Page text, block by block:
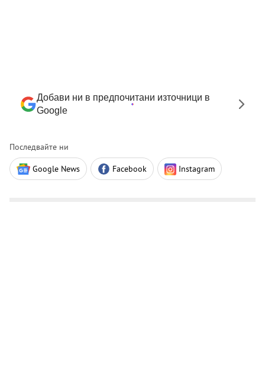
Добави ни в предпочитани източници в
Google
Последвайте ни
Google News Facebook Instagram